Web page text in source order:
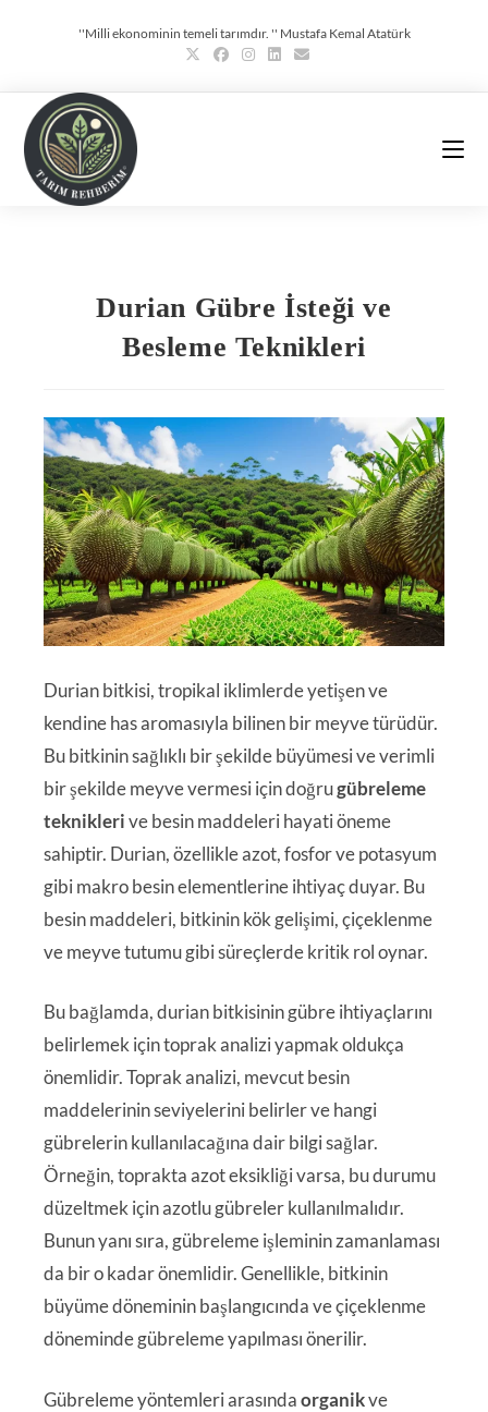
''Milli ekonominin temeli tarımdır. '' Mustafa Kemal Atatürk
Durian Gübre İsteği ve
Besleme Teknikleri
Durian bitkisi, tropikal iklimlerde yetişen ve
kendine has aromasıyla bilinen bir meyve türüdür.
Bu bitkinin sağlıklı bir şekilde büyümesi ve verimli
bir şekilde meyve vermesi için doğrugübreleme
tekniklerive besin maddeleri hayati öneme
sahiptir. Durian, özellikle azot, fosfor ve potasyum
gibi makro besin elementlerine ihtiyaç duyar. Bu
besin maddeleri, bitkinin kök gelişimi, çiçeklenme
ve meyve tutumu gibi süreçlerde kritik rol oynar.
Bu bağlamda, durian bitkisinin gübre ihtiyaçlarını
belirlemek için toprak analizi yapmak oldukça
önemlidir. Toprak analizi, mevcut besin
maddelerinin seviyelerini belirler ve hangi
gübrelerin kullanılacağına dair bilgi sağlar.
Örneğin, toprakta azot eksikliği varsa, bu durumu
düzeltmek için azotlu gübreler kullanılmalıdır.
Bunun yanı sıra, gübreleme işleminin zamanlaması
da bir o kadar önemlidir. Genellikle, bitkinin
büyüme döneminin başlangıcında ve çiçeklenme
döneminde gübreleme yapılması önerilir.
Gübreleme yöntemleri arasındaorganikve